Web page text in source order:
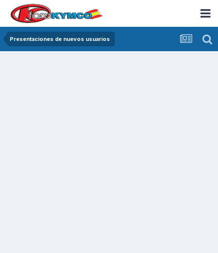
Presentaciones de nuevos usuarios